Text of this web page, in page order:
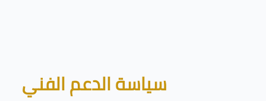
Blocks
سياسة الدعم الفني